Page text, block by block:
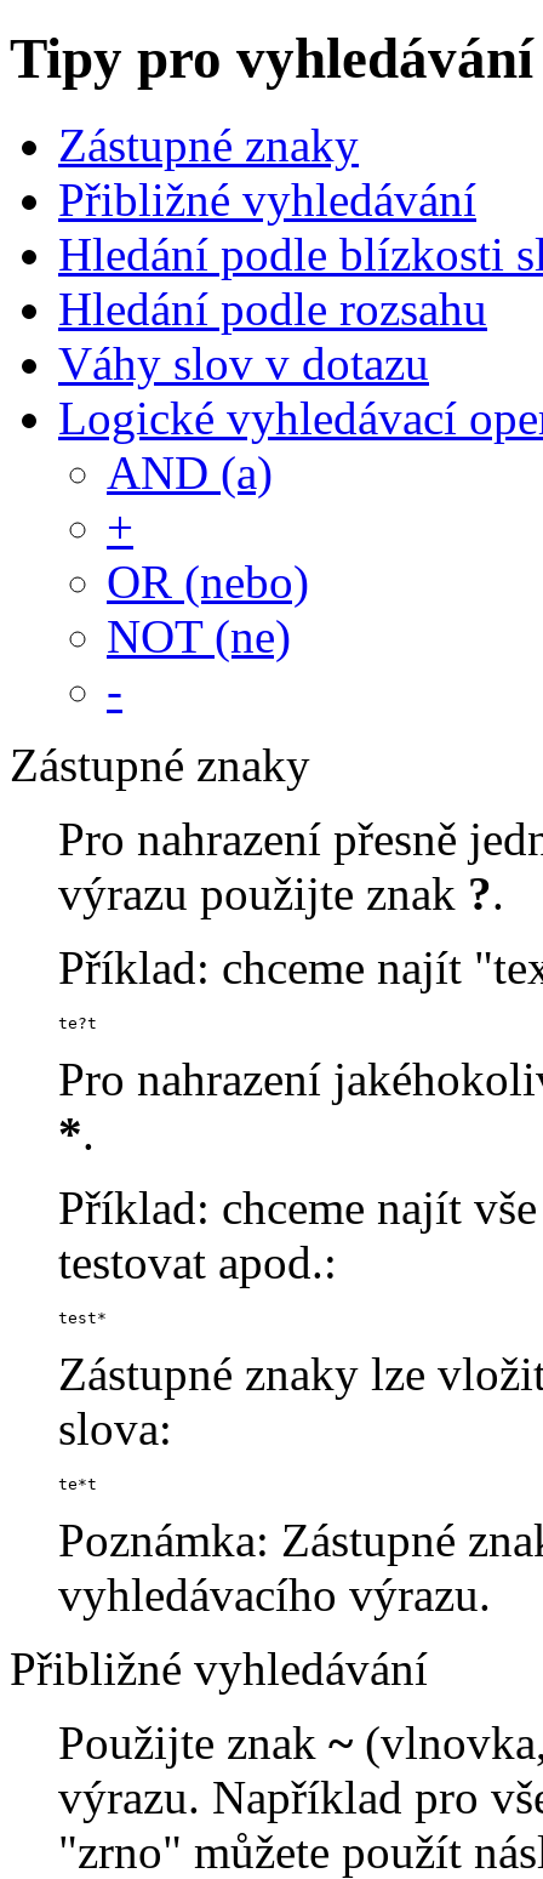
Tipy pro vyhledávání
Zástupné znaky
Přibližné vyhledávání
Hledání podle blízkosti
Hledání podle rozsahu
Váhy slov v dotazu
Logické vyhledávací
AND (a)
+
OR (nebo)
NOT (ne)
-
Zástupné znaky
Pro nahrazení přesně
výrazu použijte znak ?.
Příklad: chceme najít
te?t
Pro nahrazení
*.
Příklad: chceme najít
testovat apod.:
test*
Zástupné znaky lze
slova:
te*t
Poznámka: Zástupné
vyhledávacího výrazu.
Přibližné vyhledávání
Použijte znak ~
výrazu. Například pro
"zrno" můžete použít